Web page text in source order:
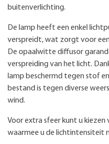
buitenverlichting.
De lamp heeft een enkel
verspreidt, wat zorgt voor
De opaalwitte diffusor
verspreiding van het licht.
lamp beschermd tegen stof
bestand is tegen diverse
wind.
Voor extra sfeer kunt u
waarmee u de lichtintensiteit